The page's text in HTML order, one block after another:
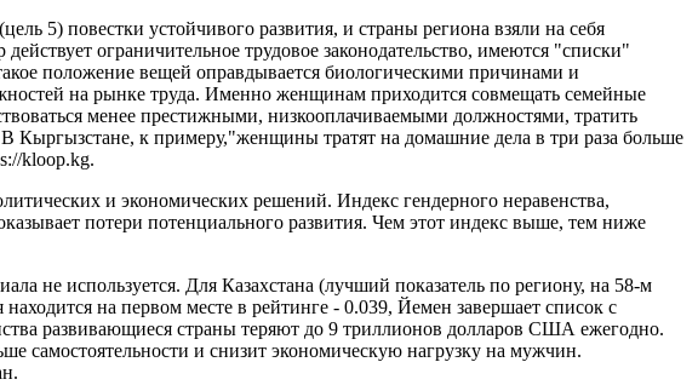
5) повестки устойчивого развития, и страны региона взяли на себя
ограничительное трудовое законодательство, имеются "списки"
положение вещей оправдывается биологическими причинами и
на рынке труда. Именно женщинам приходится совмещать семейные
менее престижными, низкооплачиваемыми должностями, тратить
Кыргызстане, к примеру,"женщины тратят на домашние дела в три раза больше
kloop.kg.
и экономических решений. Индекс гендерного неравенства,
потери потенциального развития. Чем этот индекс выше, тем ниже
не используется. Для Казахстана (лучший показатель по региону, на 58-м
на первом месте в рейтинге - 0.039, Йемен завершает список с
развивающиеся страны теряют до 9 триллионов долларов США ежегодно.
самостоятельности и снизит экономическую нагрузку на мужчин.